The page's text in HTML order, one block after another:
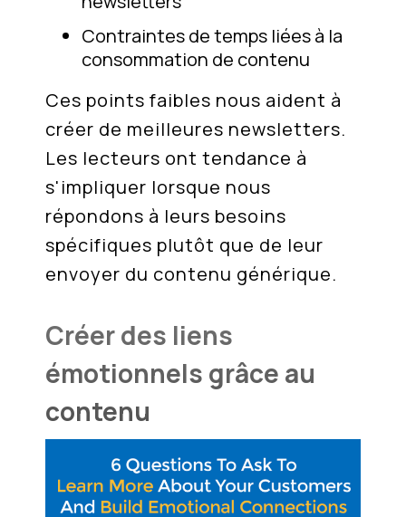
Contraintes de temps liées à la
consommation de contenu
Ces points faibles nous aident à
créer de meilleures newsletters.
Les lecteurs ont tendance à
s'impliquer lorsque nous
répondons à leurs besoins
spécifiques plutôt que de leur
envoyer du contenu générique.
Créer des liens
émotionnels grâce au
contenu